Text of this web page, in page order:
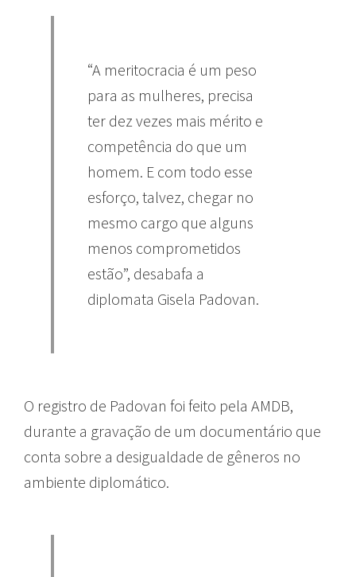
“A meritocracia é um peso
para as mulheres, precisa
ter dez vezes mais mérito e
competência do que um
homem. E com todo esse
esforço, talvez, chegar no
mesmo cargo que alguns
menos comprometidos
estão”, desabafa a
diplomata Gisela Padovan.
O registro de Padovan foi feito pela AMDB,
durante a gravação de um documentário que
conta sobre a desigualdade de gêneros no
ambiente diplomático.